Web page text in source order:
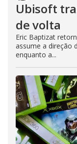
Ubisoft
de volta
Eric Baptizat
assume a direção
enquanto a...